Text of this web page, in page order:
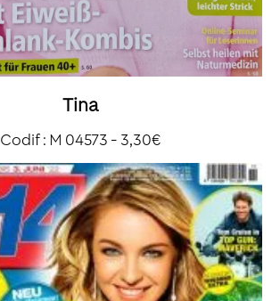
Tina
Codif : M 04573 - 3,30€